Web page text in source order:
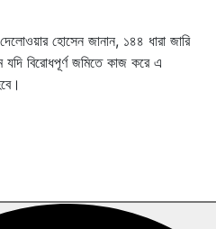
হোসেন জানান, ১৪৪ ধারা জারি
বিরোধপূর্ণ জমিতে কাজ করে এ